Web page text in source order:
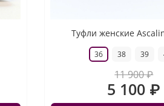
Туфли женские
36 38 39
11 900 ₽
5 100 ₽